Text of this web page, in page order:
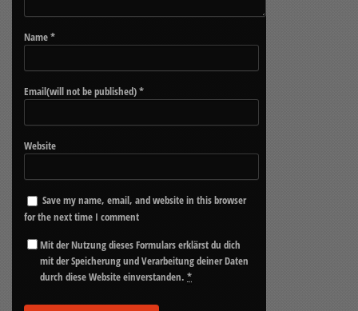
Name*
Email(will not be published)*
Website
Save my name, email, and website in this browser
for the next time I comment
Mit der Nutzung dieses Formulars erklärst du dich
mit der Speicherung und Verarbeitung deiner Daten
durch diese Website einverstanden.*